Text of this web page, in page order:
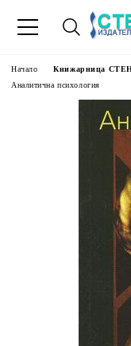
Начало Книжарница
Аналитична психология